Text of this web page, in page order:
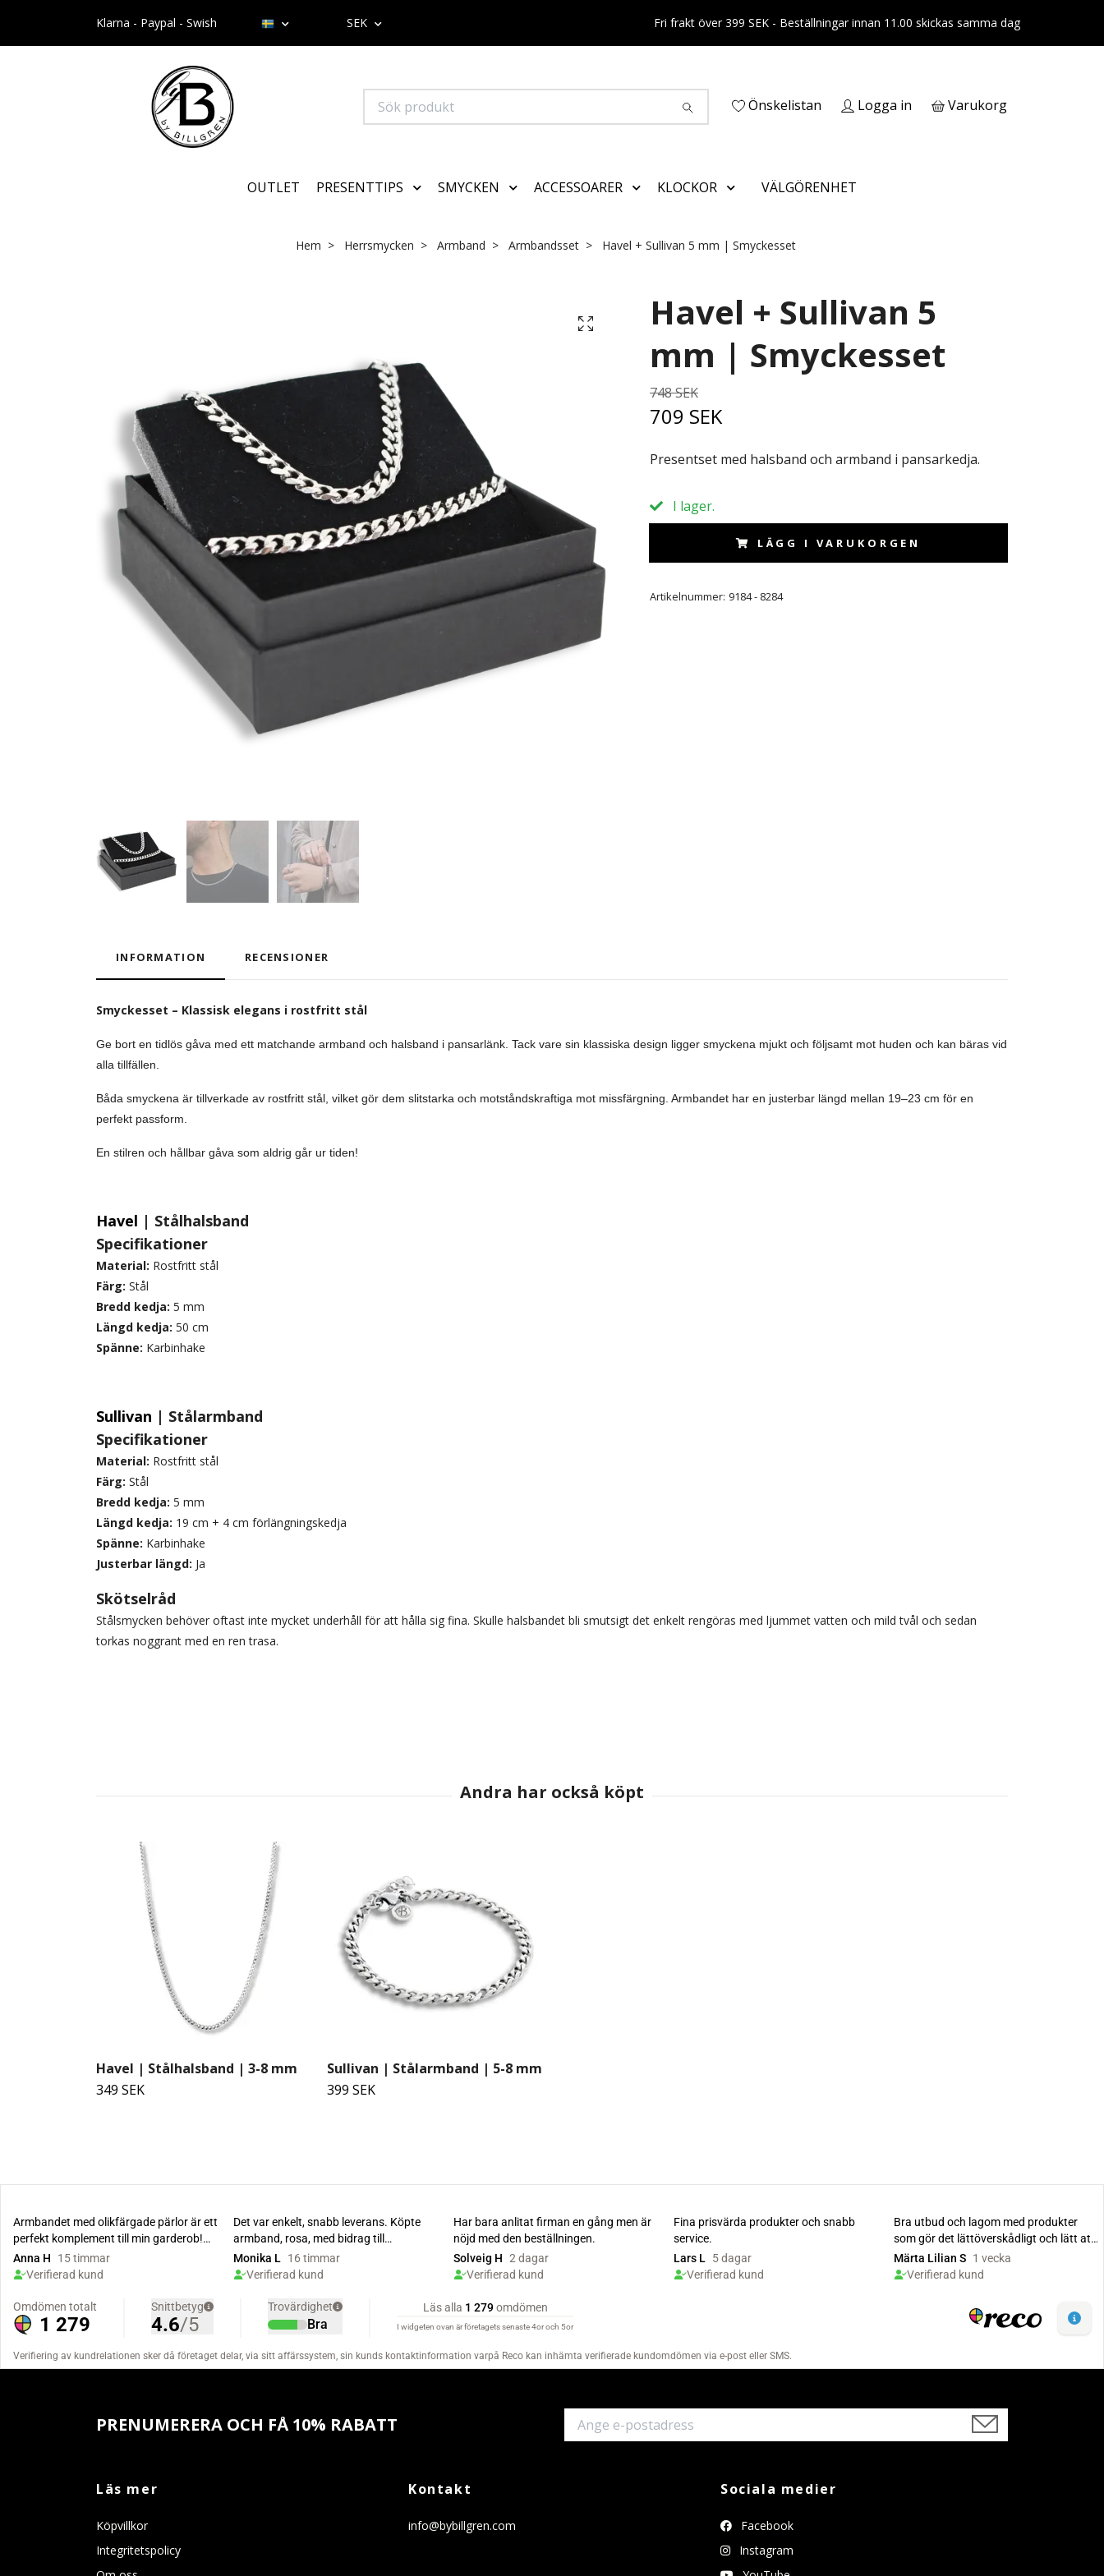
Klarna - Paypal - Swish SEK Fri frakt över 399 SEK - Beställningar innan 11.00 skickas samma dag
Önskelistan Logga in Varukorg
OUTLET PRESENTTIPS SMYCKEN ACCESSOARER KLOCKOR VÄLGÖRENHET
Hem Herrsmycken Armband Armbandsset Havel + Sullivan 5 mm | Smyckesset
Havel + Sullivan 5
mm | Smyckesset
748 SEK
709 SEK
Presentset med halsband och armband i pansarkedja.
I lager.
LÄGG I VARUKORGEN
Artikelnummer: 9184 - 8284
INFORMATION RECENSIONER
Smyckesset – Klassisk elegans i rostfritt stål
Ge bort en tidlös gåva med ett matchande armband och halsband i pansarlänk. Tack vare sin klassiska design ligger smyckena mjukt och följsamt mot huden och kan bäras vid
alla tillfällen.
Båda smyckena är tillverkade av rostfritt stål, vilket gör dem slitstarka och motståndskraftiga mot missfärgning. Armbandet har en justerbar längd mellan 19–23 cm för en
perfekt passform.
En stilren och hållbar gåva som aldrig går ur tiden!
Havel | Stålhalsband
Specifikationer
Material: Rostfritt stål
Färg: Stål
Bredd kedja: 5 mm
Längd kedja: 50 cm
Spänne: Karbinhake
Sullivan | Stålarmband
Specifikationer
Material: Rostfritt stål
Färg: Stål
Bredd kedja: 5 mm
Längd kedja: 19 cm + 4 cm förlängningskedja
Spänne: Karbinhake
Justerbar längd: Ja
Skötselråd
Stålsmycken behöver oftast inte mycket underhåll för att hålla sig fina. Skulle halsbandet bli smutsigt det enkelt rengöras med ljummet vatten och mild tvål och sedan
torkas noggrant med en ren trasa.
Havel | Stålhalsband | 3-8 mm
349 SEK
Sullivan | Stålarmband | 5-8 mm
399 SEK
PRENUMERERA OCH FÅ 10% RABATT
Läs mer
Köpvillkor
Integritetspolicy
Kontakt
info@bybillgren.com
Sociala medier
Facebook
Instagram